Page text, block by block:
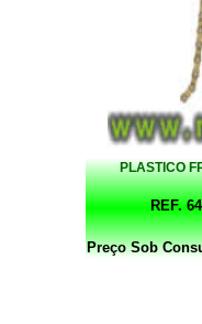
PLASTICO
REF.
Preço Sob